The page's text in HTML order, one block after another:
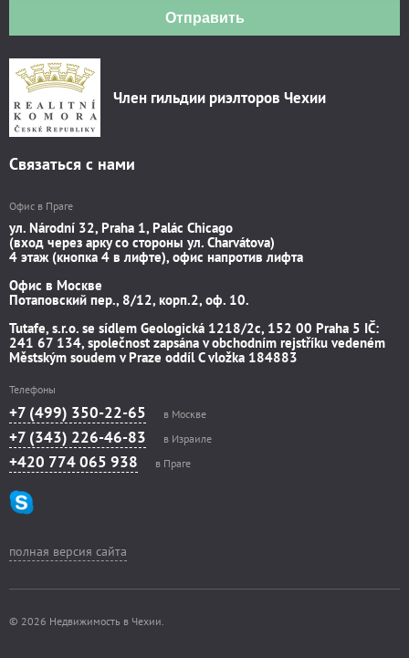
Отправить
Член гильдии риэлторов Чехии
Связаться с нами
Офис в Праге
ул. Národní 32, Praha 1, Palác Chicago
(вход через арку со стороны ул. Charvátova)
4 этаж (кнопка 4 в лифте), офис напротив лифта
Офис в Москве
Потаповский пер., 8/12, корп.2, оф. 10.
Tutafe, s.r.o. se sídlem Geologická 1218/2c, 152 00 Praha 5 IČ:
241 67 134, společnost zapsána v obchodním rejstříku vedeném
Městským soudem v Praze oddíl C vložka 184883
Телефоны
+7 (499) 350-22-65 в Москве
+7 (343) 226-46-83 в Израиле
+420 774 065 938 в Праге
полная версия сайта
© 2026 Недвижимость в Чехии.